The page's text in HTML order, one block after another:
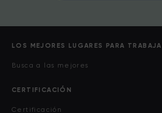
LOS MEJORES LUGARES PARA
Busca a las mejores
CERTIFICACIÓN
Certificación